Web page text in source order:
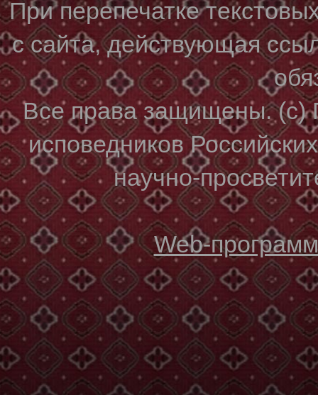
При перепечатке
с сайта, действующая
Все права защищены. (с)
исповедников
научно-
Web-